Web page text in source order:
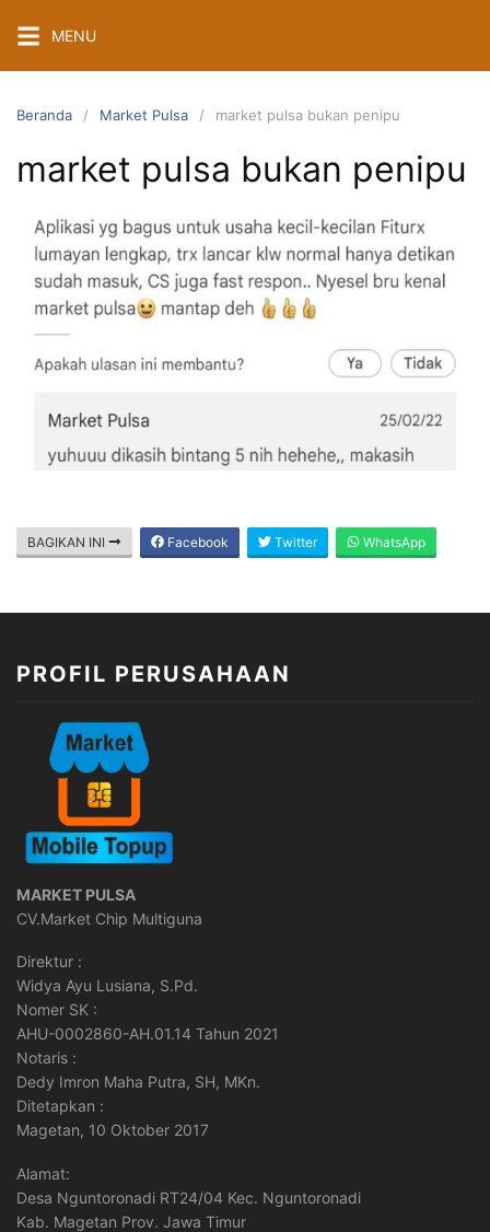
ke
konten
MENU
Beranda Market Pulsa market pulsa bukan penipu
market pulsa bukan penipu
BAGIKAN INI Facebook Twitter WhatsApp
PROFIL PERUSAHAAN
MARKET PULSA
CV.Market Chip Multiguna
Direktur :
Widya Ayu Lusiana, S.Pd.
Nomer SK :
AHU-0002860-AH.01.14 Tahun 2021
Notaris :
Dedy Imron Maha Putra, SH, MKn.
Ditetapkan :
Magetan, 10 Oktober 2017
Alamat:
Desa Nguntoronadi RT24/04 Kec. Nguntoronadi
Kab. Magetan Prov. Jawa Timur